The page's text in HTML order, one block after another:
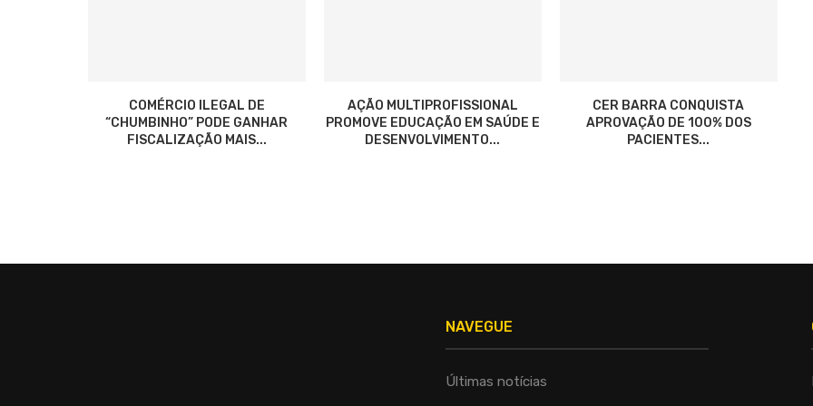
COMÉRCIO ILEGAL DE
“CHUMBINHO” PODE GANHAR
FISCALIZAÇÃO MAIS...
AÇÃO MULTIPROFISSIONAL
PROMOVE EDUCAÇÃO EM SAÚDE E
DESENVOLVIMENTO...
CER BARRA CONQUISTA
APROVAÇÃO DE 100% DOS
PACIENTES...
NAVEGUE
Últimas notícias